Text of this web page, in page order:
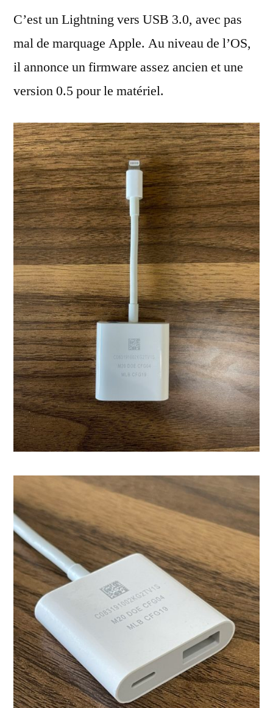
C’est un Lightning vers USB 3.0, avec pas
mal de marquage Apple. Au niveau de l’OS,
il annonce un firmware assez ancien et une
version 0.5 pour le matériel.